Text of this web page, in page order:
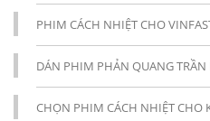
PHIM CÁCH NHIỆT CHO
DÁN PHIM PHẢN QUANG TRẦN
CHỌN PHIM CÁCH NHIỆT CHO